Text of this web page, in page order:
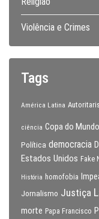
Violência e Crimes
Tags
América Latina
ciência Copa do Mundo
Política democracia
Estados Unidos Fake
História homofobia
Jornalismo Justiça
morte Papa Francisco